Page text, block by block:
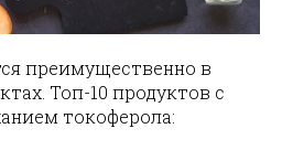
преимущественно в
Топ-10 продуктов с
токоферола: